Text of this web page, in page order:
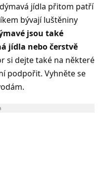
jídla přitom patří
bývají luštěniny
jsou také
jídla nebo čerstvě
si dejte také na některé
podpořit. Vyhněte se